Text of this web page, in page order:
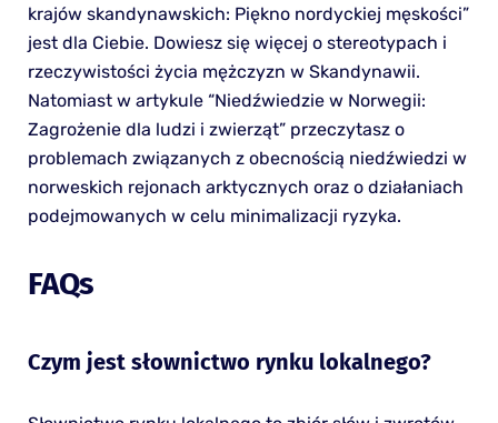
krajów skandynawskich: Piękno nordyckiej męskości”
jest dla Ciebie. Dowiesz się więcej o stereotypach i
rzeczywistości życia mężczyzn w Skandynawii.
Natomiast w artykule “Niedźwiedzie w Norwegii:
Zagrożenie dla ludzi i zwierząt” przeczytasz o
problemach związanych z obecnością niedźwiedzi w
norweskich rejonach arktycznych oraz o działaniach
podejmowanych w celu minimalizacji ryzyka.
FAQs
Czym jest słownictwo rynku lokalnego?